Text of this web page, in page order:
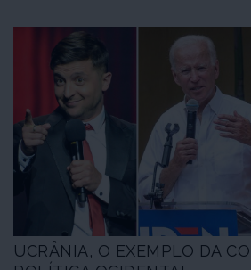
devido às pressões norte-
apesar de a obra passar por águas
quaisquer preocupações
Alemanha, o projecto transporta
Europa a preços muito mais
opções disponíveis até ao
importação de gás natural liquefeito
americano, a mais dispendiosa -
Washington através da ameaça de
UCRÂNIA, O EXEMPLO DA